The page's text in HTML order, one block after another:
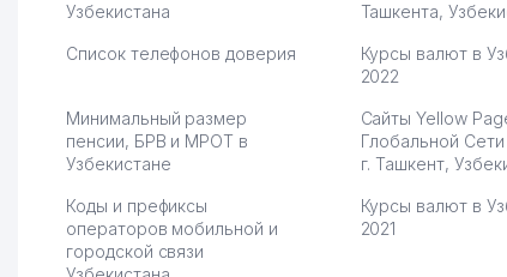
Узбекистана
Ташкента,
Список телефонов доверия
Курсы валют в
2022
Минимальный размер
пенсии, БРВ и МРОТ в
Узбекистане
Сайты Yellow
Глобальной
г. Ташкент,
Коды и префиксы
операторов мобильной и
городской связи
Курсы валют в
2021